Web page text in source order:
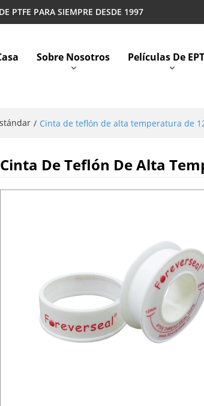
PTFE PARA SIEMPRE DESDE 1997
Sobre Nosotros Películas De
/ Cinta de teflón de alta temperatura de
Cinta De Teflón De Alta